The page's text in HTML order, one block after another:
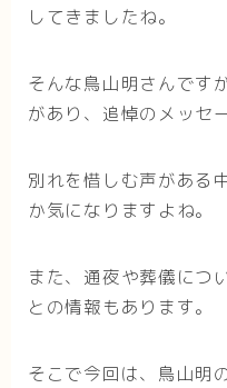
してきましたね。
そんな鳥山明さんです
があり、追悼のメッセ
別れを惜しむ声がある
か気になりますよね。
また、通夜や葬儀につ
との情報もあります。
そこで今回は、鳥山明